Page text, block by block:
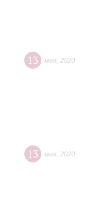
13 мая 2020
13 мая 2020